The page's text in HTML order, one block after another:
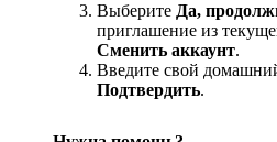
Выберите Да,
приглашение из
Сменить аккаунт.
Введите свой
Подтвердить.